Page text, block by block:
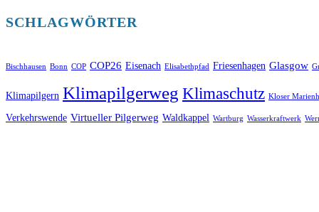
SCHLAGWÖRTER
Bischhausen Bonn COP COP26 Eisenach Elisabethpfad Friesenhagen Glasgow
Klimapilgern Klimapilgerweg Klimaschutz Kloser
Verkehrswende Virtueller Pilgerweg Waldkappel Wartburg Wasserkraftwerk